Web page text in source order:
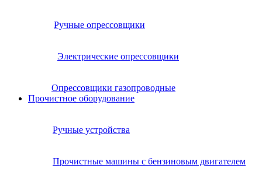
Ручные опрессовщики
Электрические опрессовщики
Опрессовщики газопроводные
Прочистное оборудование
Ручные устройства
Прочистные машины с бензиновым двигателем